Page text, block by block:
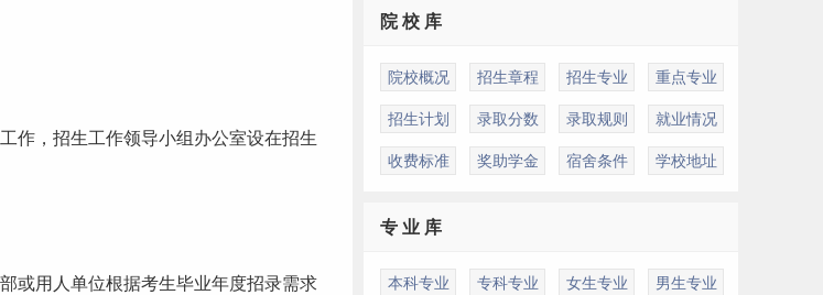
作，招生工作领导小组办公室设在招生
或用人单位根据考生毕业年度招录需求
院 校 库
院校概况 招生章程 招生专业 重点专业
招生计划 录取分数 录取规则 就业情况
收费标准 奖助学金 宿舍条件 学校地址
专 业 库
本科专业 专科专业 女生专业 男生专业